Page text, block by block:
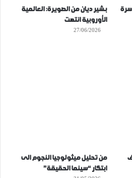
بشير ديان من الصويرة: العالمية
الأوروبية انتهت
27/06/2026
من تحليل ميثولوجيا النجوم الى
ابتكار “سينما الحقيقة”